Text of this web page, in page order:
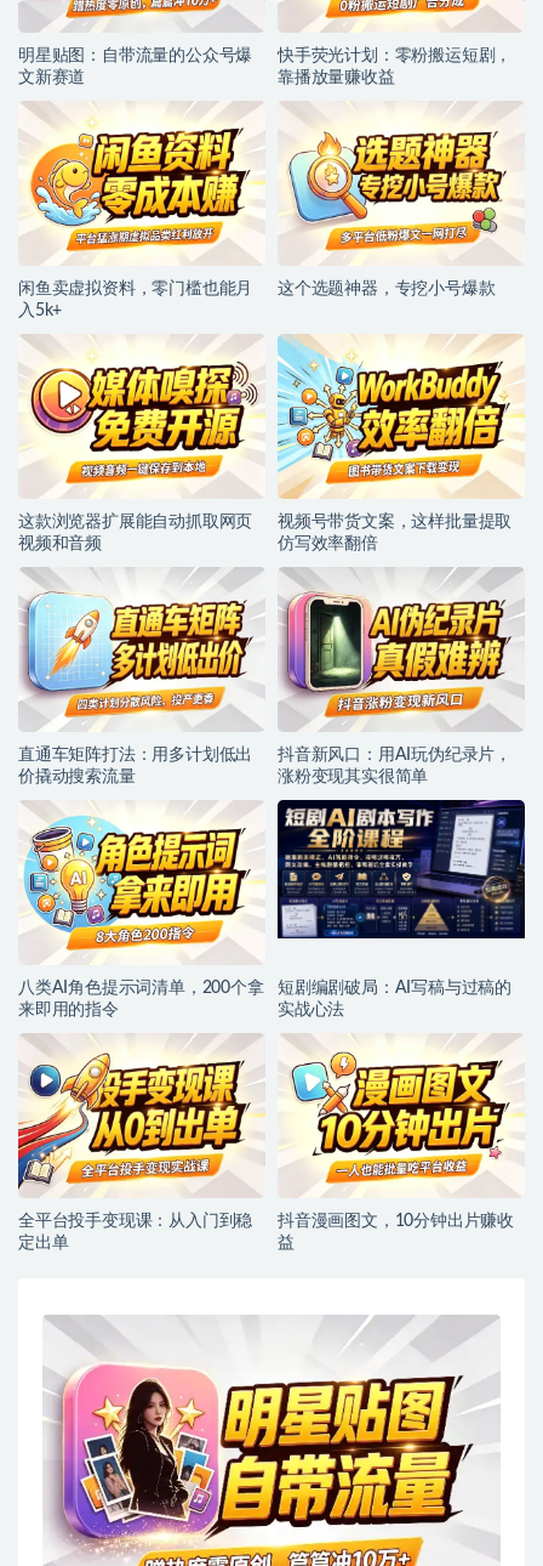
明星贴图：自带流量的公众号爆
文新赛道
快手荧光计划：零粉搬运短剧，
靠播放量赚收益
闲鱼卖虚拟资料，零门槛也能月
入5k+
这个选题神器，专挖小号爆款
这款浏览器扩展能自动抓取网页
视频和音频
视频号带货文案，这样批量提取
仿写效率翻倍
直通车矩阵打法：用多计划低出
价撬动搜索流量
抖音新风口：用AI玩伪纪录片，
涨粉变现其实很简单
八类AI角色提示词清单，200个拿
来即用的指令
短剧编剧破局：AI写稿与过稿的
实战心法
全平台投手变现课：从入门到稳
定出单
抖音漫画图文，10分钟出片赚收
益